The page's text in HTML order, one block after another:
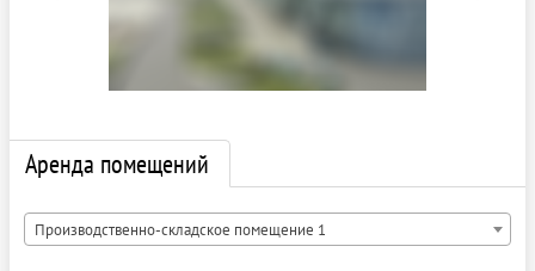
Аренда помещений
Производственно-складское помещение 1